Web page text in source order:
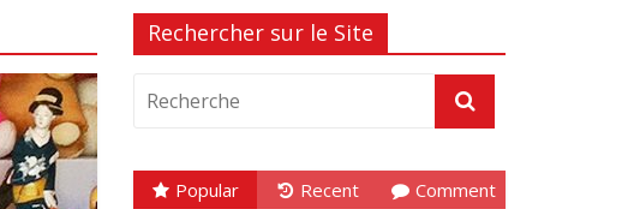
Rechercher sur le Site
Popular Recent Comment